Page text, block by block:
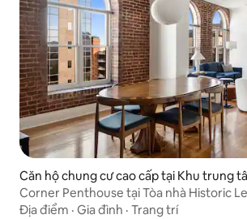
Căn hộ chung cư cao cấp tại Khu trung
g mại
Corner Penthouse tại Tòa nhà Historic
Địa điểm · Gia đình · Trang trí